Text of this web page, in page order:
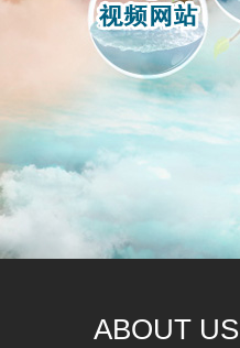
ABOUT US